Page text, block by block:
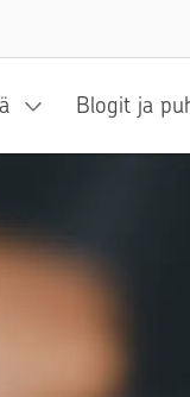
Blogit ja